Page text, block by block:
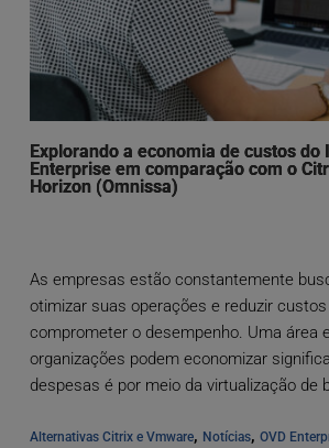
Explorando a economia de custos do
Enterprise em comparação com o
Horizon (Omnissa)
As empresas estão constantemente
otimizar suas operações e reduzir
comprometer o desempenho. Uma área
organizações podem economizar
despesas é por meio da virtualização de
Alternativas Citrix e Vmware, Notícias, OVD